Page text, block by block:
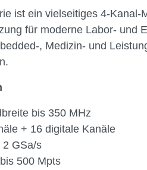
ist ein vielseitiges 4-
für moderne Labor- und
, Medizin- und
bis 350 MHz
+ 16 digitale Kanäle
2 GSa/s
500 Mpts